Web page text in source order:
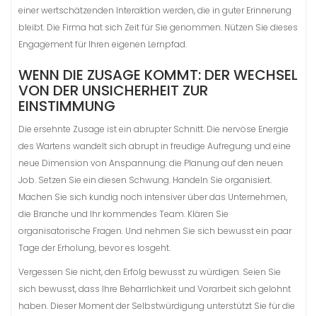
einer wertschätzenden Interaktion werden, die in guter Erinnerung
bleibt. Die Firma hat sich Zeit für Sie genommen. Nützen Sie dieses
Engagement für Ihren eigenen Lernpfad.
WENN DIE ZUSAGE KOMMT: DER WECHSEL
VON DER UNSICHERHEIT ZUR
EINSTIMMUNG
Die ersehnte Zusage ist ein abrupter Schnitt. Die nervöse Energie
des Wartens wandelt sich abrupt in freudige Aufregung und eine
neue Dimension von Anspannung: die Planung auf den neuen
Job. Setzen Sie ein diesen Schwung. Handeln Sie organisiert.
Machen Sie sich kundig noch intensiver über das Unternehmen,
die Branche und Ihr kommendes Team. Klären Sie
organisatorische Fragen. Und nehmen Sie sich bewusst ein paar
Tage der Erholung, bevor es losgeht.
Vergessen Sie nicht, den Erfolg bewusst zu würdigen. Seien Sie
sich bewusst, dass Ihre Beharrlichkeit und Vorarbeit sich gelohnt
haben. Dieser Moment der Selbstwürdigung unterstützt Sie für die